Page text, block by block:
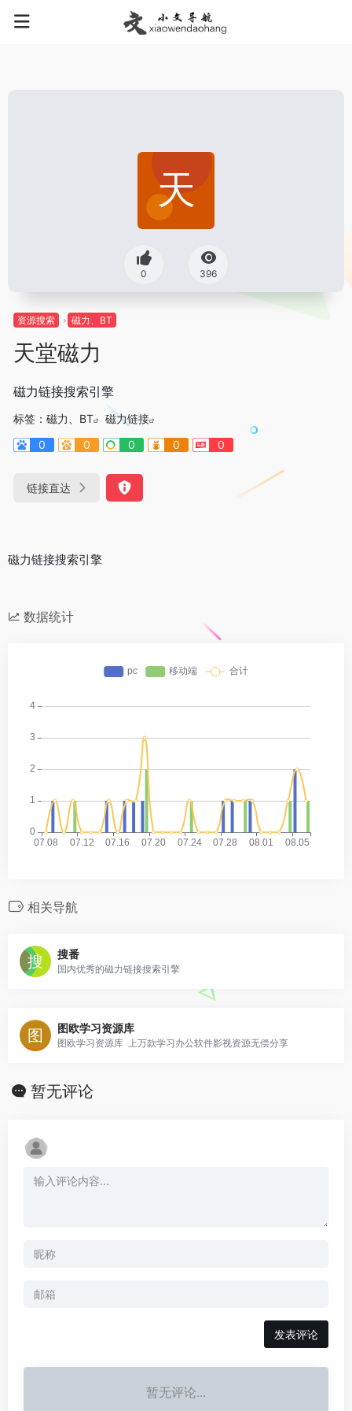
0 396
资源搜索 磁力、BT
天堂磁力
磁力链接搜索引擎
标签： 磁力、BT
磁力链接
0
0 0 0 0
链接直达
磁力链接搜索引擎
数据统计
相关导航
搜番
国内优秀的磁力链接搜索引擎
图欧学习资源库
图欧学习资源库 上万款学习办公软件影视资源无偿分享
暂无评论
发表评论
暂无评论...